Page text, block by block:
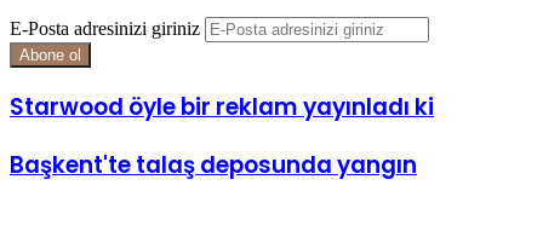
E-Posta adresinizi giriniz
Starwood öyle bir reklam yayınladı ki
Başkent'te talaş deposunda yangın